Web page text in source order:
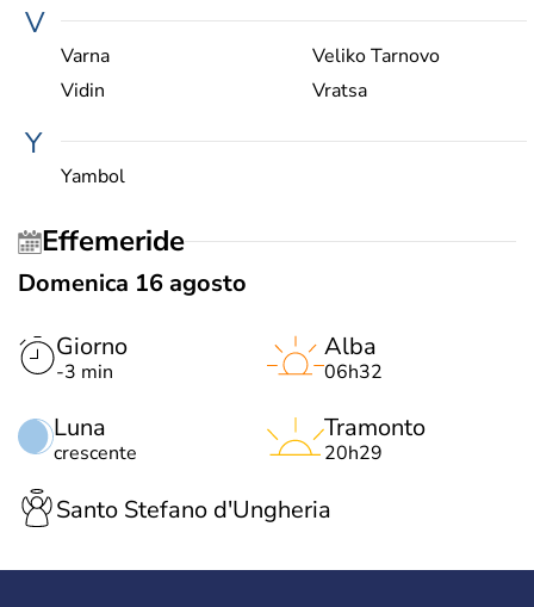
V
Varna
Veliko Tarnovo
Vidin
Vratsa
Y
Yambol
Effemeride
Domenica 16 agosto
Giorno
-3 min
Luna
crescente
Alba
06h32
Tramonto
20h29
Santo Stefano d'Ungheria